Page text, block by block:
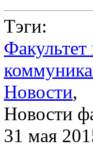
Тэги:
Новости,
Новости
31 мая